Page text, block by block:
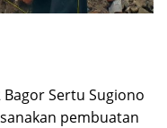
Sertu Sugiono
pembuatan